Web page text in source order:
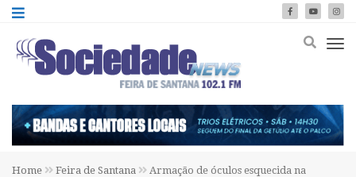
Home Feira de Santana
Armação de óculos esquecida na